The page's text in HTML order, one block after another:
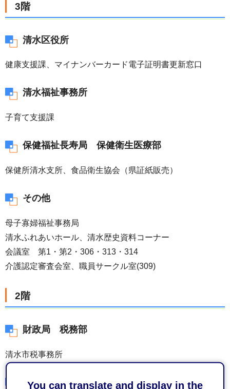
You can translate and display in the
3階
清水区役所
健康支援課、マイナンバーカード電子証明書更新窓口
清水福祉事務所
子育て支援課
保健福祉長寿局 保健衛生医療部
保健所清水支所、食品衛生協会（県証紙販売）
その他
母子寡婦福祉事務局
清水ふれあいホール、清水歴史資料コーナー
会議室 第1・第2・306・313・314
介護認定審査会室、職員サークル室(309)
2階
財政局 税務部
清水市税事務所
保健福祉長寿局 保健衛生医療部